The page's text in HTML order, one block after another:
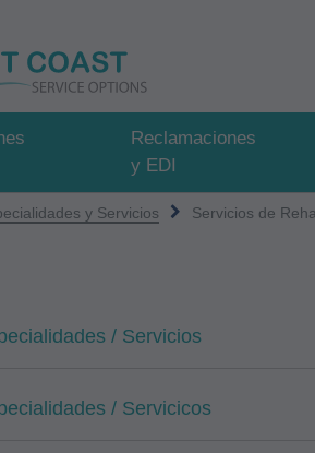
Reclamaciones
y EDI
y Servicios Servicios de
/ Servicios
/ Servicicos